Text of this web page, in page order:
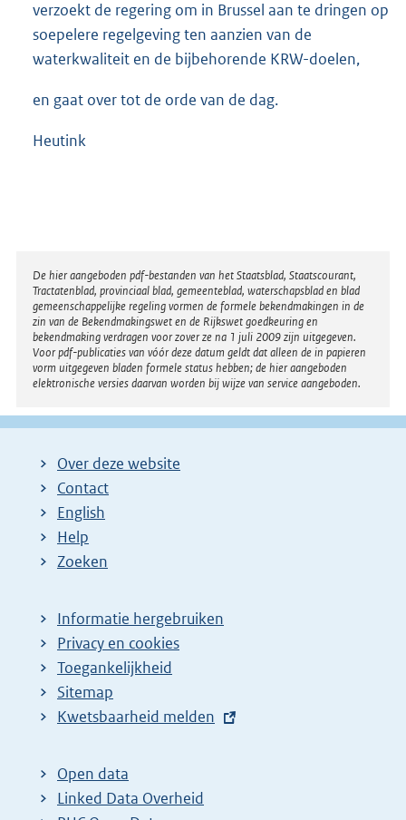
verzoekt de regering om in Brussel aan te dringen op
soepelere regelgeving ten aanzien van de
waterkwaliteit en de bijbehorende KRW-doelen,
en gaat over tot de orde van de dag.
Heutink
Disclaimer
De hier aangeboden pdf-bestanden van het Staatsblad, Staatscourant,
Tractatenblad, provinciaal blad, gemeenteblad, waterschapsblad en blad
gemeenschappelijke regeling vormen de formele bekendmakingen in de
zin van de Bekendmakingswet en de Rijkswet goedkeuring en
bekendmaking verdragen voor zover ze na 1 juli 2009 zijn uitgegeven.
Voor pdf-publicaties van vóór deze datum geldt dat alleen de in papieren
vorm uitgegeven bladen formele status hebben; de hier aangeboden
elektronische versies daarvan worden bij wijze van service aangeboden.
Over deze website
Contact
English
Help
Zoeken
Informatie hergebruiken
Privacy en cookies
Toegankelijkheid
Sitemap
E
t
e
r
Kwetsbaarheid melden
Open data
Linked Data Overheid